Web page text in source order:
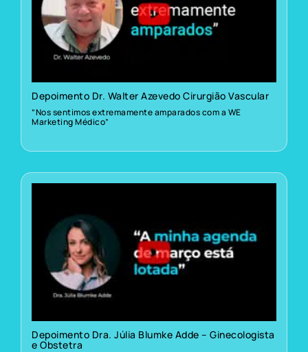
Depoimento Dr. Walter Azevedo Cirurgião Vascular
“Nos sentimos extremamente amparados com a WE
Marketing Médico”
Depoimento Dra. Júlia Blumke Adde – Ginecologista
e Obstetra